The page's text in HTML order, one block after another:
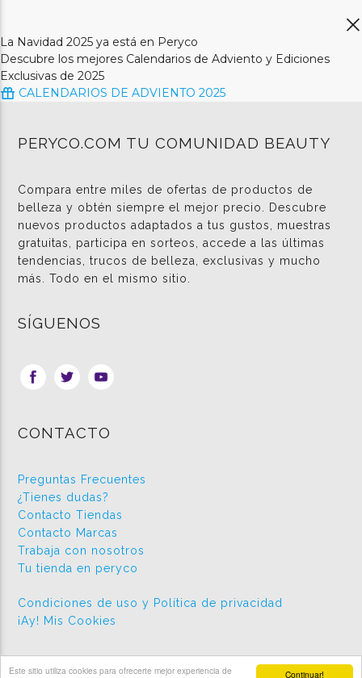
Continuar!
Este sitio utiliza cookies para ofrecerte mejor experiencia de
La Navidad 2025 ya está en Peryco
Descubre los mejores Calendarios de Adviento y Ediciones
Exclusivas de 2025
CALENDARIOS DE ADVIENTO 2025
PERYCO.COM TU COMUNIDAD BEAUTY
Compara entre miles de ofertas de productos de
belleza y obtén siempre el mejor precio. Descubre
nuevos productos adaptados a tus gustos, muestras
gratuitas, participa en sorteos, accede a las últimas
tendencias, trucos de belleza, exclusivas y mucho
más. Todo en el mismo sitio.
SÍGUENOS
CONTACTO
Preguntas Frecuentes
¿Tienes dudas?
Contacto Tiendas
Contacto Marcas
Trabaja con nosotros
Tu tienda en peryco
Condiciones de uso y Política de privacidad
¡Ay! Mis Cookies